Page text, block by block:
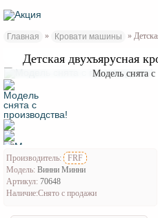
Главная » Кровати машины »
Детская двухъярусная
Модель снята с
Производитель:
FRF
Модель: Винни Минни
Артикул: 70648
Наличие:Снято с продажи